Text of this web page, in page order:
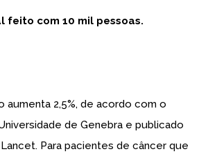
feito com 10 mil pessoas.
aumenta 2,5%, de acordo com o
de Genebra e publicado
Para pacientes de câncer que